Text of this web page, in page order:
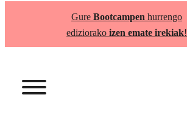
Gure Bootcampen hurrengo
ediziorako izen emate irekiak!